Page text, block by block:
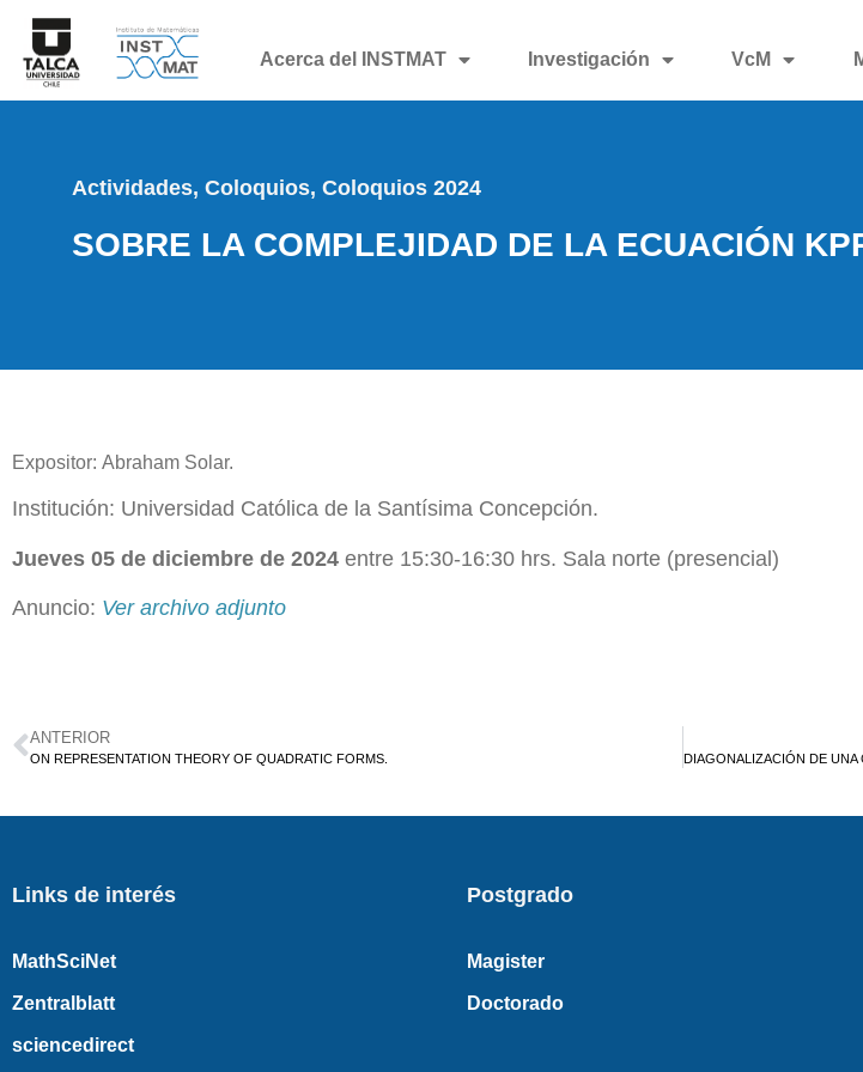
Acerca del INSTMAT
Investigación VcM
Actividades, Coloquios, Coloquios 2024
SOBRE LA COMPLEJIDAD DE LA ECUACIÓN
Expositor: Abraham Solar.
Institución: Universidad Católica de la Santísima Concepción.
Jueves 05 de diciembre de 2024 entre 15:30-16:30 hrs. Sala norte (presencial)
Anuncio: Ver archivo adjunto
ANTERIOR
ON REPRESENTATION THEORY OF QUADRATIC FORMS.
Links de interés
MathSciNet
Zentralblatt
sciencedirect
Postgrado
Magister
Doctorado